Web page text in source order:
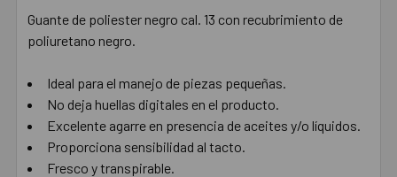
AL CARRITO
Guante de poliester negro cal. 13 con recubrimiento de
poliuretano negro.
Ideal para el manejo de piezas pequeñas.
No deja huellas digitales en el producto.
Excelente agarre en presencia de aceites y/o líquidos.
Proporciona sensibilidad al tacto.
Fresco y transpirable.